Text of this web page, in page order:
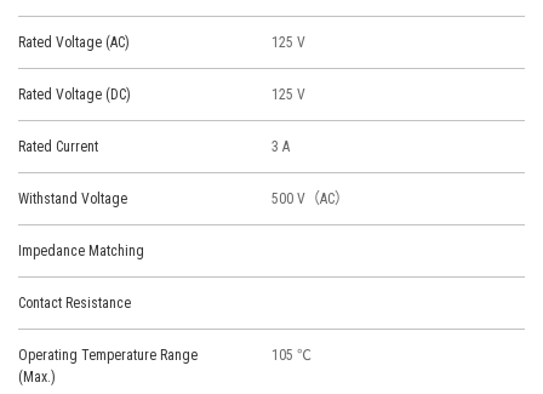
Rated Voltage (AC) 125 V
Rated Voltage (DC) 125 V
Rated Current 3 A
Withstand Voltage 500 V（AC）
Impedance Matching
Contact Resistance
Operating Temperature Range
(Max.)
105 ℃